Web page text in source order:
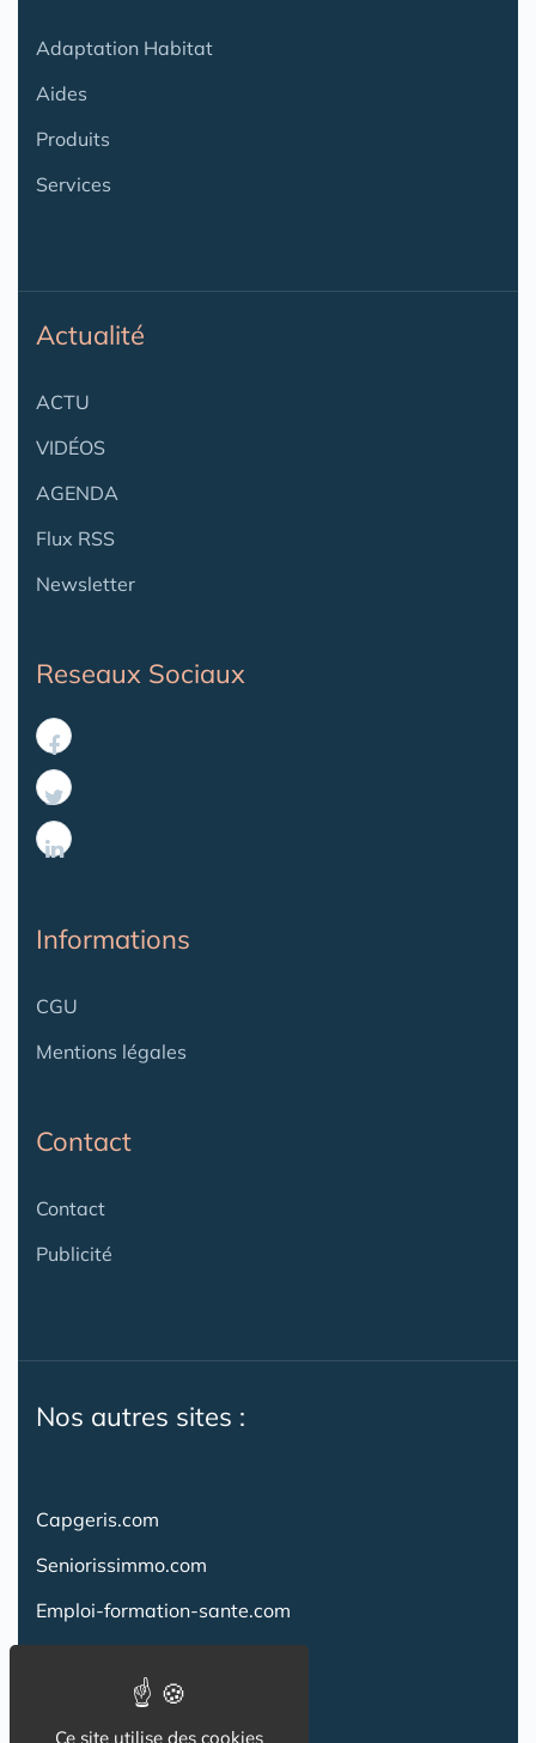
Adaptation Habitat
Aides
Produits
Services
Actualité
ACTU
VIDÉOS
AGENDA
Flux RSS
Newsletter
Reseaux Sociaux
Informations
CGU
Mentions légales
Contact
Contact
Publicité
Nos autres sites :
Capgeris.com
Seniorissimmo.com
Emploi-formation-sante.com
Creche-et-naissance.com
Ce site utilise des cookies